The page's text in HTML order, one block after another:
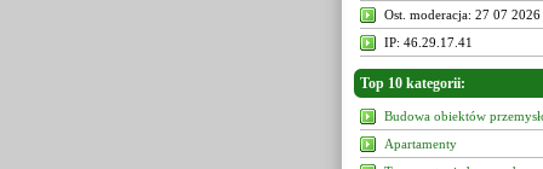
Ost. moderacja: 27 07 2026
IP: 46.29.17.41
Top 10 kategorii:
Budowa obiektów
Apartamenty